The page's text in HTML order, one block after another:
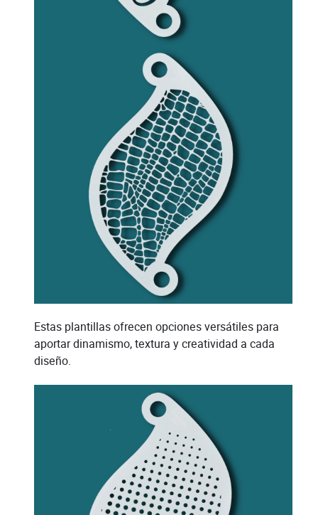
Estas plantillas ofrecen opciones versátiles para
aportar dinamismo, textura y creatividad a cada
diseño.